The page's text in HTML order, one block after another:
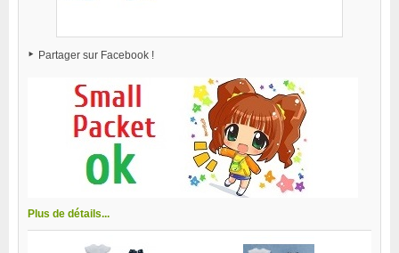
Partager sur Facebook !
Plus de détails...